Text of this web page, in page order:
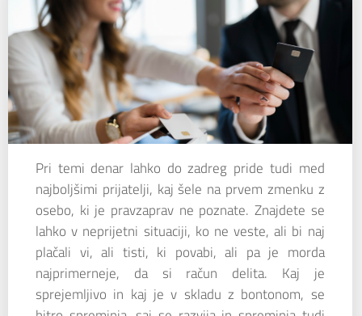
Pri temi denar lahko do zadreg pride tudi med
najboljšimi prijatelji, kaj šele na prvem zmenku z
osebo, ki je pravzaprav ne poznate. Znajdete se
lahko v neprijetni situaciji, ko ne veste, ali bi naj
plačali vi, ali tisti, ki povabi, ali pa je morda
najprimerneje, da si račun delita. Kaj je
sprejemljivo in kaj je v skladu z bontonom, se